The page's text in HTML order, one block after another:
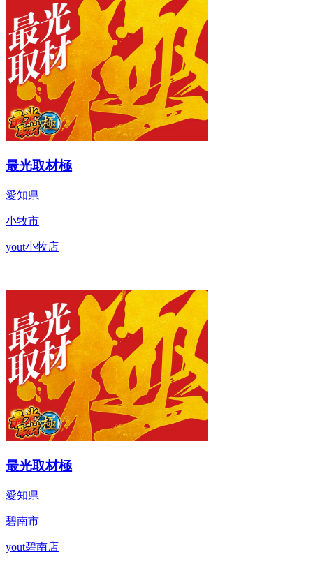
最光取材極
愛知県
小牧市
yout小牧店
最光取材極
愛知県
碧南市
yout碧南店